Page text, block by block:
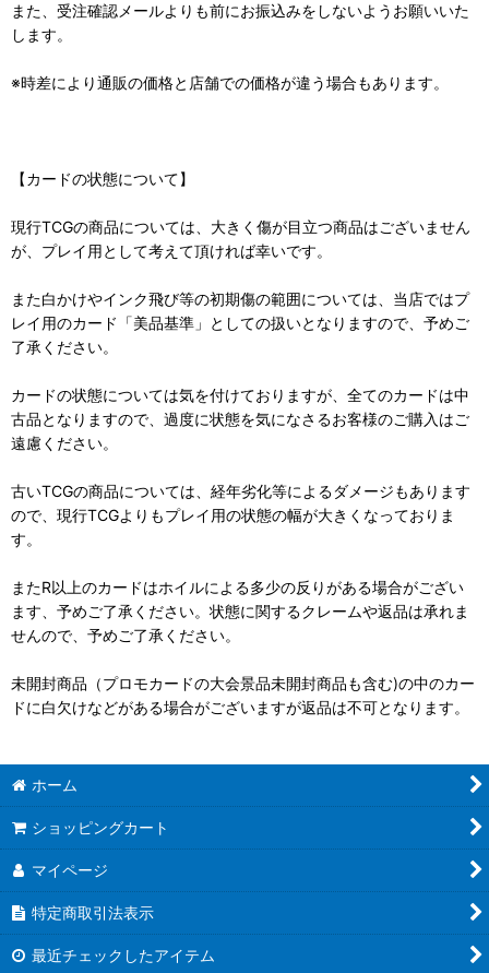
また、受注確認メールよりも前にお振込みをしないようお願いいた
します。
※時差により通販の価格と店舗での価格が違う場合もあります。
【カードの状態について】
現行TCGの商品については、大きく傷が目立つ商品はございません
が、プレイ用として考えて頂ければ幸いです。
また白かけやインク飛び等の初期傷の範囲については、当店ではプ
レイ用のカード「美品基準」としての扱いとなりますので、予めご
了承ください。
カードの状態については気を付けておりますが、全てのカードは中
古品となりますので、過度に状態を気になさるお客様のご購入はご
遠慮ください。
古いTCGの商品については、経年劣化等によるダメージもあります
ので、現行TCGよりもプレイ用の状態の幅が大きくなっておりま
す。
またR以上のカードはホイルによる多少の反りがある場合がござい
ます、予めご了承ください。状態に関するクレームや返品は承れま
せんので、予めご了承ください。
未開封商品（プロモカードの大会景品未開封商品も含む)の中のカー
ドに白欠けなどがある場合がございますが返品は不可となります。
ホーム
ショッピングカート
マイページ
特定商取引法表示
最近チェックしたアイテム